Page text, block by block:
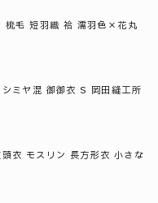
毛 短羽織 袷 濡羽色×花丸
ミヤ混 御御衣 S 岡田縫工所
衣 モスリン 長方形衣 小さな